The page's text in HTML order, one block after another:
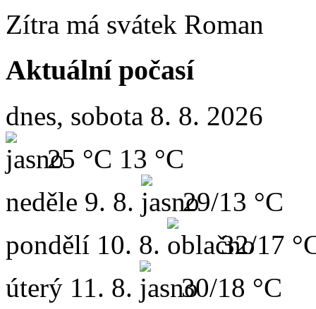
Zítra má svátek Roman
Aktuální počasí
dnes, sobota 8. 8. 2026
25 °C 13 °C
neděle 9. 8.
29/13 °C
pondělí 10. 8.
32/17
úterý 11. 8. 30/18 °C